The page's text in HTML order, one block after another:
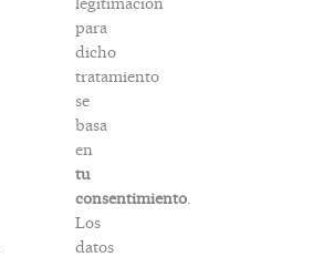
para
dicho
tratamiento
se
basa
en
tu
consentimiento.
Los
datos